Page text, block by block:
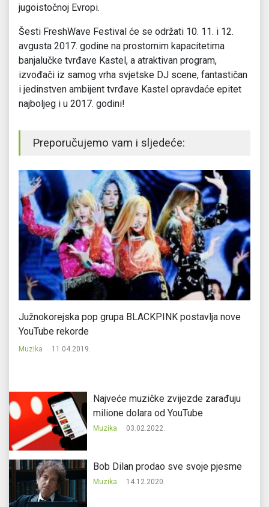
jugoistočnoj Evropi.
Šesti FreshWave Festival će se održati 10. 11. i 12.
avgusta 2017. godine na prostornim kapacitetima
banjalučke tvrđave Kastel, a atraktivan program,
izvođači iz samog vrha svjetske DJ scene, fantastičan
i jedinstven ambijent tvrđave Kastel opravdaće epitet
najboljeg i u 2017. godini!
Preporučujemo vam i sljedeće:
Južnokorejska pop grupa BLACKPINK postavlja nove
YouTube rekorde
Muzika 11.04.2019.
Najveće muzičke zvijezde zarađuju
milione dolara od YouTube
Muzika 03.02.2022.
Bob Dilan prodao sve svoje pjesme
Muzika 14.12.2020.